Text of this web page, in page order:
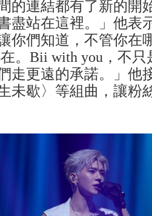
的連結都有了新的開
盡站在這裡。」他表
你們知道，不管你在
。Bii with you，不只
走更遠的承諾。」他
未歇〉等組曲，讓粉